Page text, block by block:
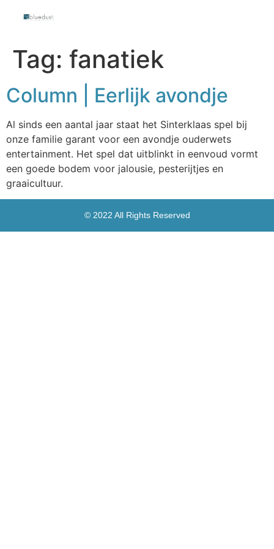
Tag: fanatiek
Column | Eerlijk avondje
Al sinds een aantal jaar staat het Sinterklaas spel bij
onze familie garant voor een avondje ouderwets
entertainment. Het spel dat uitblinkt in eenvoud vormt
een goede bodem voor jalousie, pesterijtjes en
graaicultuur.
© 2022 All Rights Reserved